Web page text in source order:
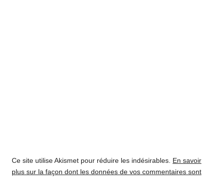
Ce site utilise Akismet pour réduire les indésirables. En savoir
plus sur la façon dont les données de vos commentaires sont